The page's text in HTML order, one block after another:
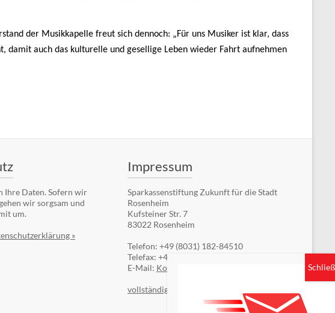
der Musikkapelle freut sich dennoch: „Für uns Musiker ist klar, dass
damit auch das kulturelle und gesellige Leben wieder Fahrt aufnehmen
Ihre Daten. Sofern wir
wir sorgsam und
um.
»
Impressum
Sparkassenstiftung Zukunft für die Stadt
Rosenheim
Kufsteiner Str. 7
83022 Rosenheim
Telefon: +49 (8031) 182-84510
Telefax: +49 (8031) 182-84550
E-Mail: Kontaktformular
vollständiges Impressum »